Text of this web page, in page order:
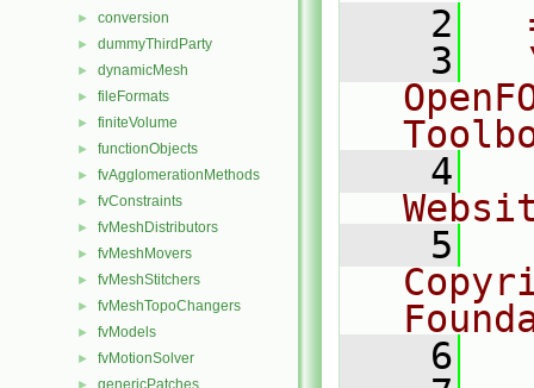
► conversion
► dummyThirdParty
► dynamicMesh
► fileFormats
► finiteVolume
► functionObjects
► fvAgglomerationMethods
► fvConstraints
► fvMeshDistributors
► fvMeshMovers
► fvMeshStitchers
► fvMeshTopoChangers
► fvModels
► fvMotionSolver
genericPatches
    2
    3
    4
    5
    6